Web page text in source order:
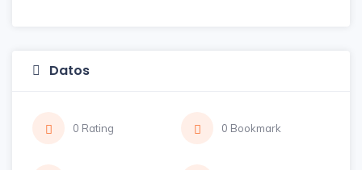
Datos
0 Rating 0 Bookmark